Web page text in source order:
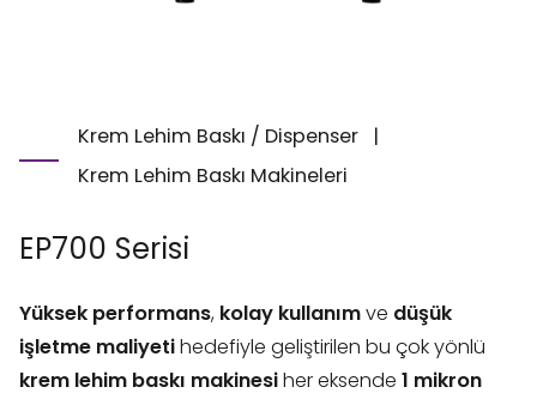
Krem Lehim Baskı / Dispenser
|
Krem Lehim Baskı Makineleri
EP700 Serisi
Yüksek performans, kolay kullanımve düşük
işletme maliyetihedefiyle geliştirilen bu çok yönlü
krem lehim baskı makinesiher eksende1 mikron